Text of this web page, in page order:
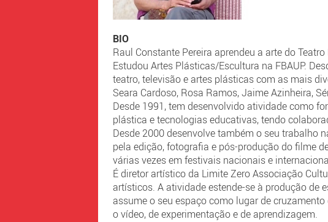
BIO
Raul Constante Pereira aprendeu a arte do
Estudou Artes Plásticas/Escultura na FBAUP.
teatro, televisão e artes plásticas com as mais
Seara Cardoso, Rosa Ramos, Jaime Azinheira,
Desde 1991, tem desenvolvido atividade como
plástica e tecnologias educativas, tendo
Desde 2000 desenvolve também o seu trabalho
pela edição, fotografia e pós-produção do filme
várias vezes em festivais nacionais e
É diretor artístico da Limite Zero Associação
artísticos. A atividade estende-se à produção de
assume o seu espaço como lugar de
o vídeo, de experimentação e de aprendizagem.